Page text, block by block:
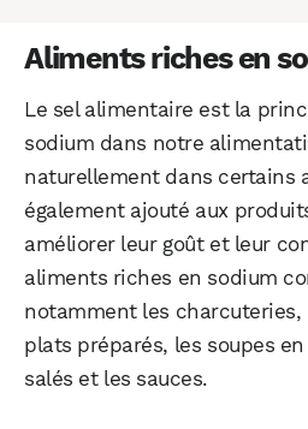
Aliments riches en
Le sel alimentaire est la
sodium dans notre
naturellement dans certains
également ajouté aux
améliorer leur goût et leur
aliments riches en sodium
notamment les charcuteries,
plats préparés, les soupes
salés et les sauces.